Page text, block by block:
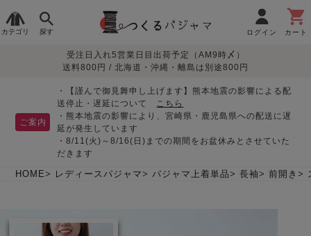
カテゴリ 探す ログイン カート
レディースパジャマ
生地で
さがす
目的別で
さがす
敏感肌用
パジャマ
入院・介護
胸が目立たない
デザインで
さがす
パジャマ
夏パジャマ特集 つくるパジャマとは
受注日入れ5営業日目出荷予定（AM9時〆）
送料800円 / 北海道・沖縄・離島は別途800円
ご案内
・【謹んで御見舞申し上げます】熊本地震の影響による配
送停止・遅延について こちら
・熊本地震の影響により、宮崎県・鹿児島県への配送に遅
延が発生しています
・8/11(火)～8/16(日)までの期間をお盆休みとさせていた
だきます
HOME レディースパジャマ パジャマ上着単品 長袖 前開き